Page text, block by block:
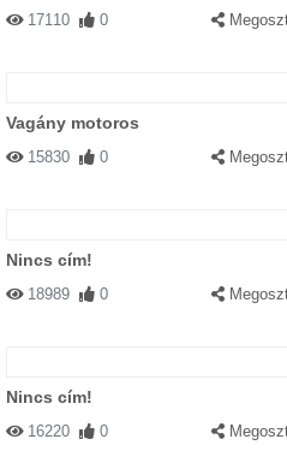
17110 0
Vagány motoros
15830 0
Nincs cím!
18989 0
Nincs cím!
16220 0